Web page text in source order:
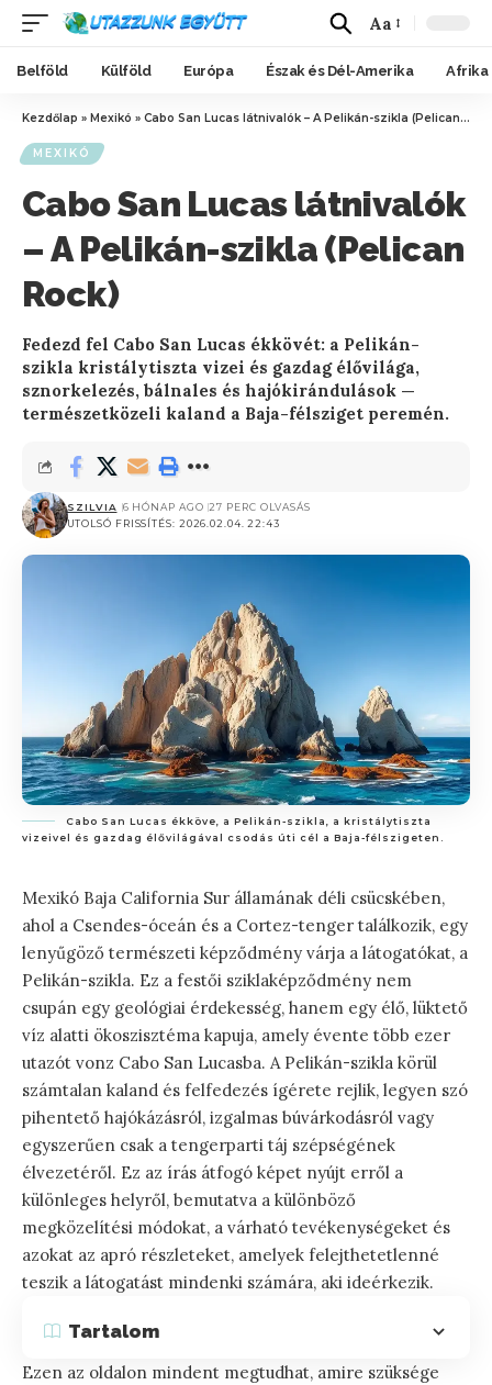
Aa
Belföld Külföld Európa Észak és Dél-Amerika Afrika
Kezdőlap » Mexikó » Cabo San Lucas látnivalók – A Pelikán-szikla (Pelican Rock)
MEXIKÓ
Cabo San Lucas látnivalók
– A Pelikán-szikla (Pelican
Rock)
Fedezd fel Cabo San Lucas ékkövét: a Pelikán-
szikla kristálytiszta vizei és gazdag élővilága,
sznorkelezés, bálnales és hajókirándulások —
természetközeli kaland a Baja-félsziget peremén.
UTOLSÓ FRISSÍTÉS: 2026.02.04. 22:43
SZILVIA 6 HÓNAP AGO 27 PERC OLVASÁS
Cabo San Lucas ékköve, a Pelikán-szikla, a kristálytiszta
vizeivel és gazdag élővilágával csodás úti cél a Baja-félszigeten.
Mexikó Baja California Sur államának déli csücskében,
ahol a Csendes-óceán és a Cortez-tenger találkozik, egy
lenyűgöző természeti képződmény várja a látogatókat, a
Pelikán-szikla. Ez a festői sziklaképződmény nem
csupán egy geológiai érdekesség, hanem egy élő, lüktető
víz alatti ökoszisztéma kapuja, amely évente több ezer
utazót vonz Cabo San Lucasba. A Pelikán-szikla körül
számtalan kaland és felfedezés ígérete rejlik, legyen szó
pihentető hajókázásról, izgalmas búvárkodásról vagy
egyszerűen csak a tengerparti táj szépségének
élvezetéről. Ez az írás átfogó képet nyújt erről a
különleges helyről, bemutatva a különböző
megközelítési módokat, a várható tevékenységeket és
azokat az apró részleteket, amelyek felejthetetlenné
teszik a látogatást mindenki számára, aki ideérkezik.
Tartalom
Ezen az oldalon mindent megtudhat, amire szüksége